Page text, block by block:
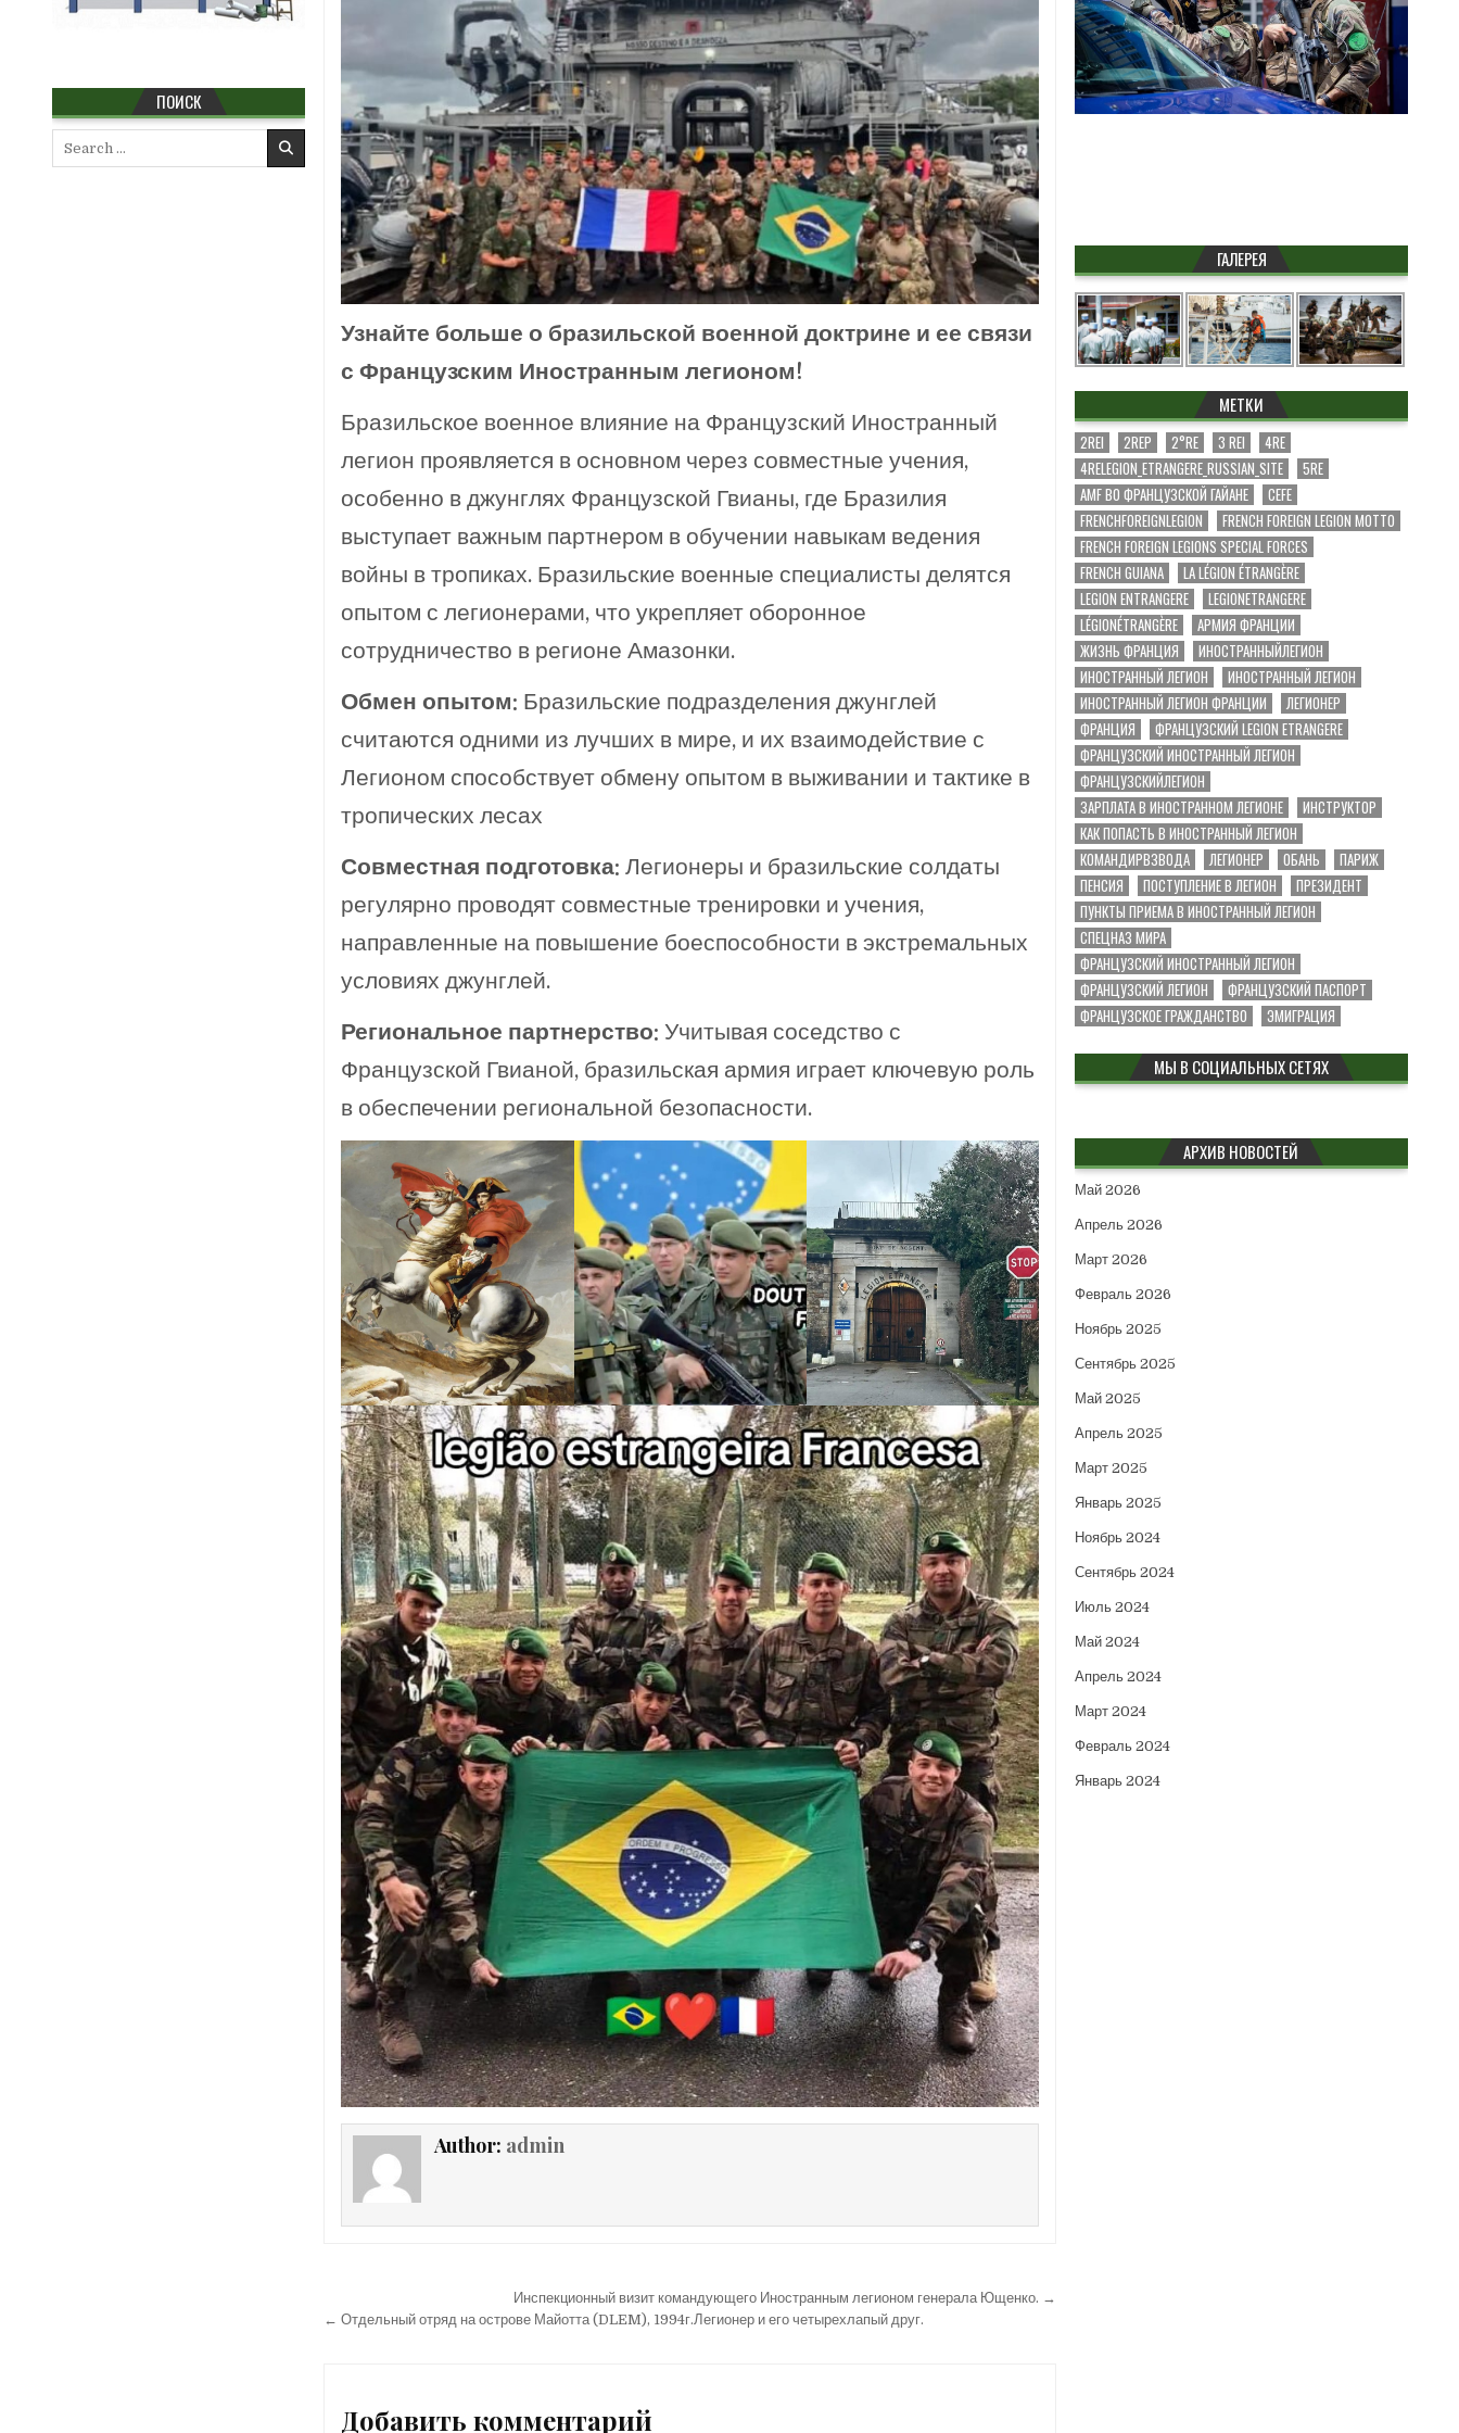
Узнайте больше о бразильской военной доктрине и ее связи
с Французским Иностранным легионом!
Бразильское военное влияние на Французский Иностранный
легион проявляется в основном через совместные учения,
особенно в джунглях Французской Гвианы, где Бразилия
выступает важным партнером в обучении навыкам ведения
войны в тропиках. Бразильские военные специалисты делятся
опытом с легионерами, что укрепляет оборонное
сотрудничество в регионе Амазонки.
Обмен опытом: Бразильские подразделения джунглей
считаются одними из лучших в мире, и их взаимодействие с
Легионом способствует обмену опытом в выживании и тактике в
тропических лесах
Совместная подготовка: Легионеры и бразильские солдаты
регулярно проводят совместные тренировки и учения,
направленные на повышение боеспособности в экстремальных
условиях джунглей.
Региональное партнерство: Учитывая соседство с
Французской Гвианой, бразильская армия играет ключевую роль
в обеспечении региональной безопасности.
Author: admin
по
Инспекционный визит командующего Иностранным легионом генерала Ющенко. →
← Отдельный отряд на острове Майотта (DLEM), 1994г.Легионер и его четырехлапый друг.
Добавить комментарий
ПОИСК
ГАЛЕРЕЯ
МЕТКИ
2REI 2REP 2°RE 3 REI
4RE
4RELEGION_ETRANGERE_RUSSIAN_SITE
5RE
AMF ВО ФРАНЦУЗСКОЙ ГАЙАНЕ
CEFE
FRENCHFOREIGNLEGION
FRENCH FOREIGN LEGION MOTTO
FRENCH FOREIGN LEGIONS SPECIAL FORCES
FRENCH GUIANA
LA LÉGION ÉTRANGÈRE
LEGION ENTRANGERE
LEGIONETRANGERE
LÉGIONÉTRANGÈRE
АРМИЯ ФРАНЦИИ
ЖИЗНЬ ФРАНЦИЯ
ИНОСТРАННЫЙЛЕГИОН
ИНОСТРАННЫЙ ЛЕГИОН
ИНОСТРАННЫЙ ЛЕГИОН
ИНОСТРАННЫЙ ЛЕГИОН ФРАНЦИИ
ЛЕГИОНЕР
ФРАНЦИЯ
ФРАНЦУЗСКИЙ LEGION ETRANGERE
ФРАНЦУЗСКИЙ ИНОСТРАННЫЙ ЛЕГИОН
ФРАНЦУЗСКИЙЛЕГИОН
ЗАРПЛАТА В ИНОСТРАННОМ ЛЕГИОНЕ
ИНСТРУКТОР
КАК ПОПАСТЬ В ИНОСТРАННЫЙ ЛЕГИОН
КОМАНДИРВЗВОДА
ЛЕГИОНЕР ОБАНЬ
ПАРИЖ
ПЕНСИЯ
ПОСТУПЛЕНИЕ В ЛЕГИОН
ПРЕЗИДЕНТ
ПУНКТЫ ПРИЕМА В ИНОСТРАННЫЙ ЛЕГИОН
СПЕЦНАЗ МИРА
ФРАНЦУЗСКИЙ ИНОСТРАННЫЙ ЛЕГИОН
ФРАНЦУЗСКИЙ ЛЕГИОН
ФРАНЦУЗСКИЙ ПАСПОРТ
ФРАНЦУЗСКОЕ ГРАЖДАНСТВО
ЭМИГРАЦИЯ
МЫ В СОЦИАЛЬНЫХ СЕТЯХ
АРХИВ НОВОСТЕЙ
Май 2026
Апрель 2026
Март 2026
Февраль 2026
Ноябрь 2025
Сентябрь 2025
Май 2025
Апрель 2025
Март 2025
Январь 2025
Ноябрь 2024
Сентябрь 2024
Июль 2024
Май 2024
Апрель 2024
Март 2024
Февраль 2024
Январь 2024